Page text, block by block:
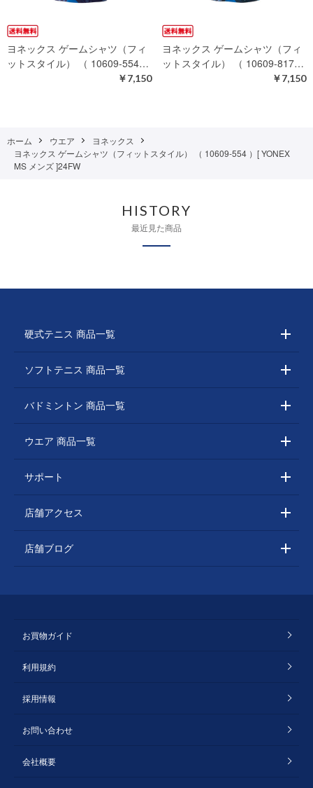
ヨネックス ゲームシャツ（フィ
ットスタイル） （ 10609-554…
￥7,150
ヨネックス ゲームシャツ（フィ
ットスタイル） （ 10609-817…
￥7,150
ホーム ウエア
ヨネックス
ヨネックス ゲームシャツ（フィットスタイル） （ 10609-554 ）[ YONEX
MS メンズ ]24FW
HISTORY
最近見た商品
硬式テニス 商品一覧
ソフトテニス 商品一覧
バドミントン 商品一覧
ウエア 商品一覧
サポート
店舗アクセス
店舗ブログ
お買物ガイド
利用規約
採用情報
お問い合わせ
会社概要